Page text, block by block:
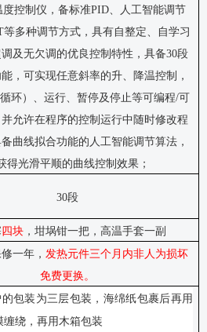
控制仪， 备标准PID、人工智能调节
等多种调节方式，具有自整定、自学习
及无欠调的优良控制特性 ， 具备30段
，可实现任意斜率的升、降温控制，
环）、运行、暂停及停止等可编程/可
允许在程序的控制运行中随时修改程
曲线拟合功能的人工智能调节算法，
得光滑平顺的曲线控制效果；
30段
四块，坩埚钳一把，高温手套一副
一年， 发热元件三个月内非人为损坏
免费更换。
的包装为三层包装，海绵纸包裹后再用
缠绕，再用木箱包装